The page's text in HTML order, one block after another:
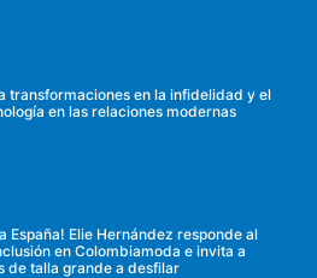
transformaciones en la infidelidad y el
en las relaciones modernas
España! Elie Hernández responde al
en Colombiamoda e invita a
de talla grande a desfilar